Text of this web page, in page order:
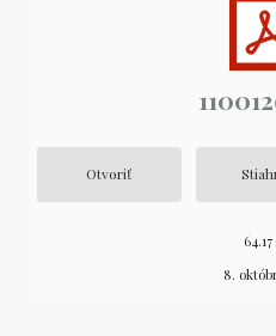
Otvoriť
8.